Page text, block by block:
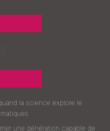
la science explore le
une génération capable de